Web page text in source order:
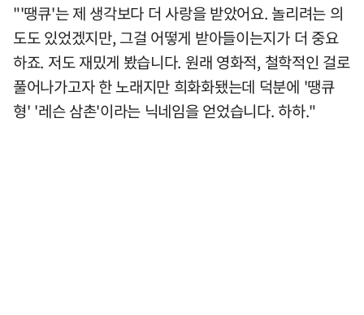
"'땡큐'는 제 생각보다 더 사랑을 받았어요. 놀리려는 의
도도 있었겠지만, 그걸 어떻게 받아들이는지가 더 중요
하죠. 저도 재밌게 봤습니다. 원래 영화적, 철학적인 걸로
풀어나가고자 한 노래지만 희화화됐는데 덕분에 '땡큐
형' '레슨 삼촌'이라는 닉네임을 얻었습니다. 하하."